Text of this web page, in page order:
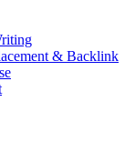
& Backlink